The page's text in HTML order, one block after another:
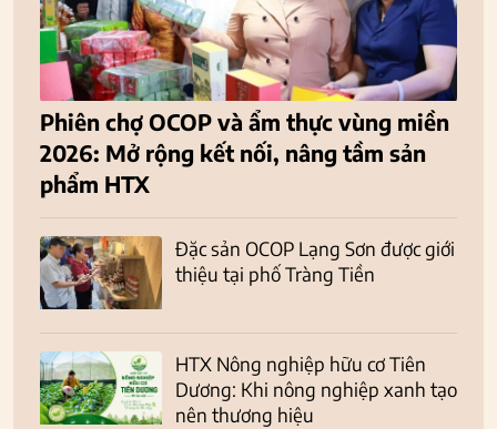
Phiên chợ OCOP và ẩm thực vùng miền
2026: Mở rộng kết nối, nâng tầm sản
phẩm HTX
Đặc sản OCOP Lạng Sơn được giới
thiệu tại phố Tràng Tiền
HTX Nông nghiệp hữu cơ Tiên
Dương: Khi nông nghiệp xanh tạo
nên thương hiệu